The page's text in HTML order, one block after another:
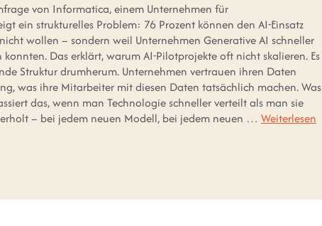
von Informatica, einem Unternehmen für
ein strukturelles Problem: 76 Prozent können den AI-Einsatz
wollen – sondern weil Unternehmen Generative AI schneller
Das erklärt, warum AI-Pilotprojekte oft nicht skalieren. Es
Struktur drumherum. Unternehmen vertrauen ihren Daten
was ihre Mitarbeiter mit diesen Daten tatsächlich machen. Was
das, wenn man Technologie schneller verteilt als man sie
– bei jedem neuen Modell, bei jedem neuen … Weiterlesen